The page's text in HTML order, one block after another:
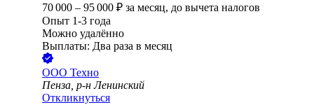
70 000 – 95 000 ₽ за месяц, до вычета налогов
Опыт 1-3 года
Можно удалённо
Выплаты: Два раза в месяц
ООО Техно
Пенза, р-н Ленинский
Откликнуться